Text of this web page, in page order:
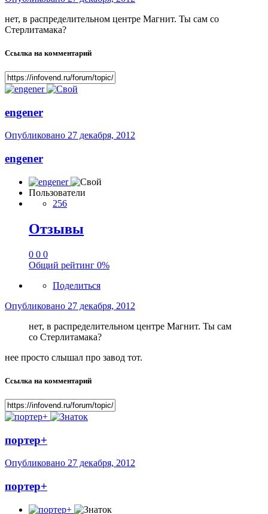
нет, в распределительном центре Магнит. Ты сам со
Стерлитамака?
Ссылка на комментарий
engener
Опубликовано 27 декабря, 2012
engener
Пользователи
256
Отзывы
0 0 0
Общий рейтинг 0%
Поделиться
Опубликовано 27 декабря, 2012
нет, в распределительном центре Магнит. Ты сам
со Стерлитамака?
нее просто слышал про завод тот.
Ссылка на комментарий
портер+
Опубликовано 27 декабря, 2012
портер+